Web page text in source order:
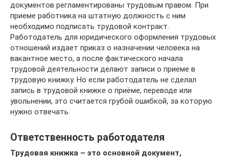
документов регламентированы трудовым правом. При
приеме работника на штатную должность с ним
необходимо подписать трудовой контракт.
Работодатель для юридического оформления трудовых
отношений издает приказ о назначении человека на
вакантное место, а после фактического начала
трудовой деятельности делают записи о приеме в
трудовую книжку. Но если работодатель не сделал
запись в трудовой книжке о приёме, переводе или
увольнении, это считается грубой ошибкой, за которую
нужно отвечать.
Ответственность работодателя
Трудовая книжка – это основной документ,